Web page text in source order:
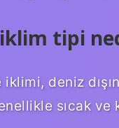
tipi
deniz
sıcak ve